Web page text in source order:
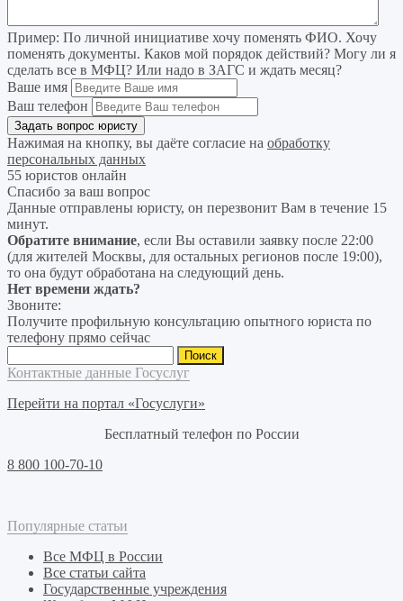
Пример: По личной инициативе хочу поменять ФИО. Хочу
поменять документы. Каков мой порядок действий? Могу ли я
сделать все в МФЦ? Или надо в ЗАГС и ждать месяц?
Ваше имя
Ваш телефон
Нажимая на кнопку, вы даёте согласие на обработку
персональных данных
55 юристов онлайн
Спасибо за ваш вопрос
Данные отправлены юристу, он перезвонит Вам в течение 15
минут.
Обратите внимание, если Вы оставили заявку после 22:00
(для жителей Москвы, для остальных регионов после 19:00),
то она будут обработана на следующий день.
Нет времени ждать?
Звоните:
Получите профильную консультацию опытного юриста по
телефону прямо сейчас
Контактные данные Госуслуг
Перейти на портал «Госуслуги»
Бесплатный телефон по России
8 800 100-70-10
Популярные статьи
Все МФЦ в России
Все статьи сайта
Государственные учреждения